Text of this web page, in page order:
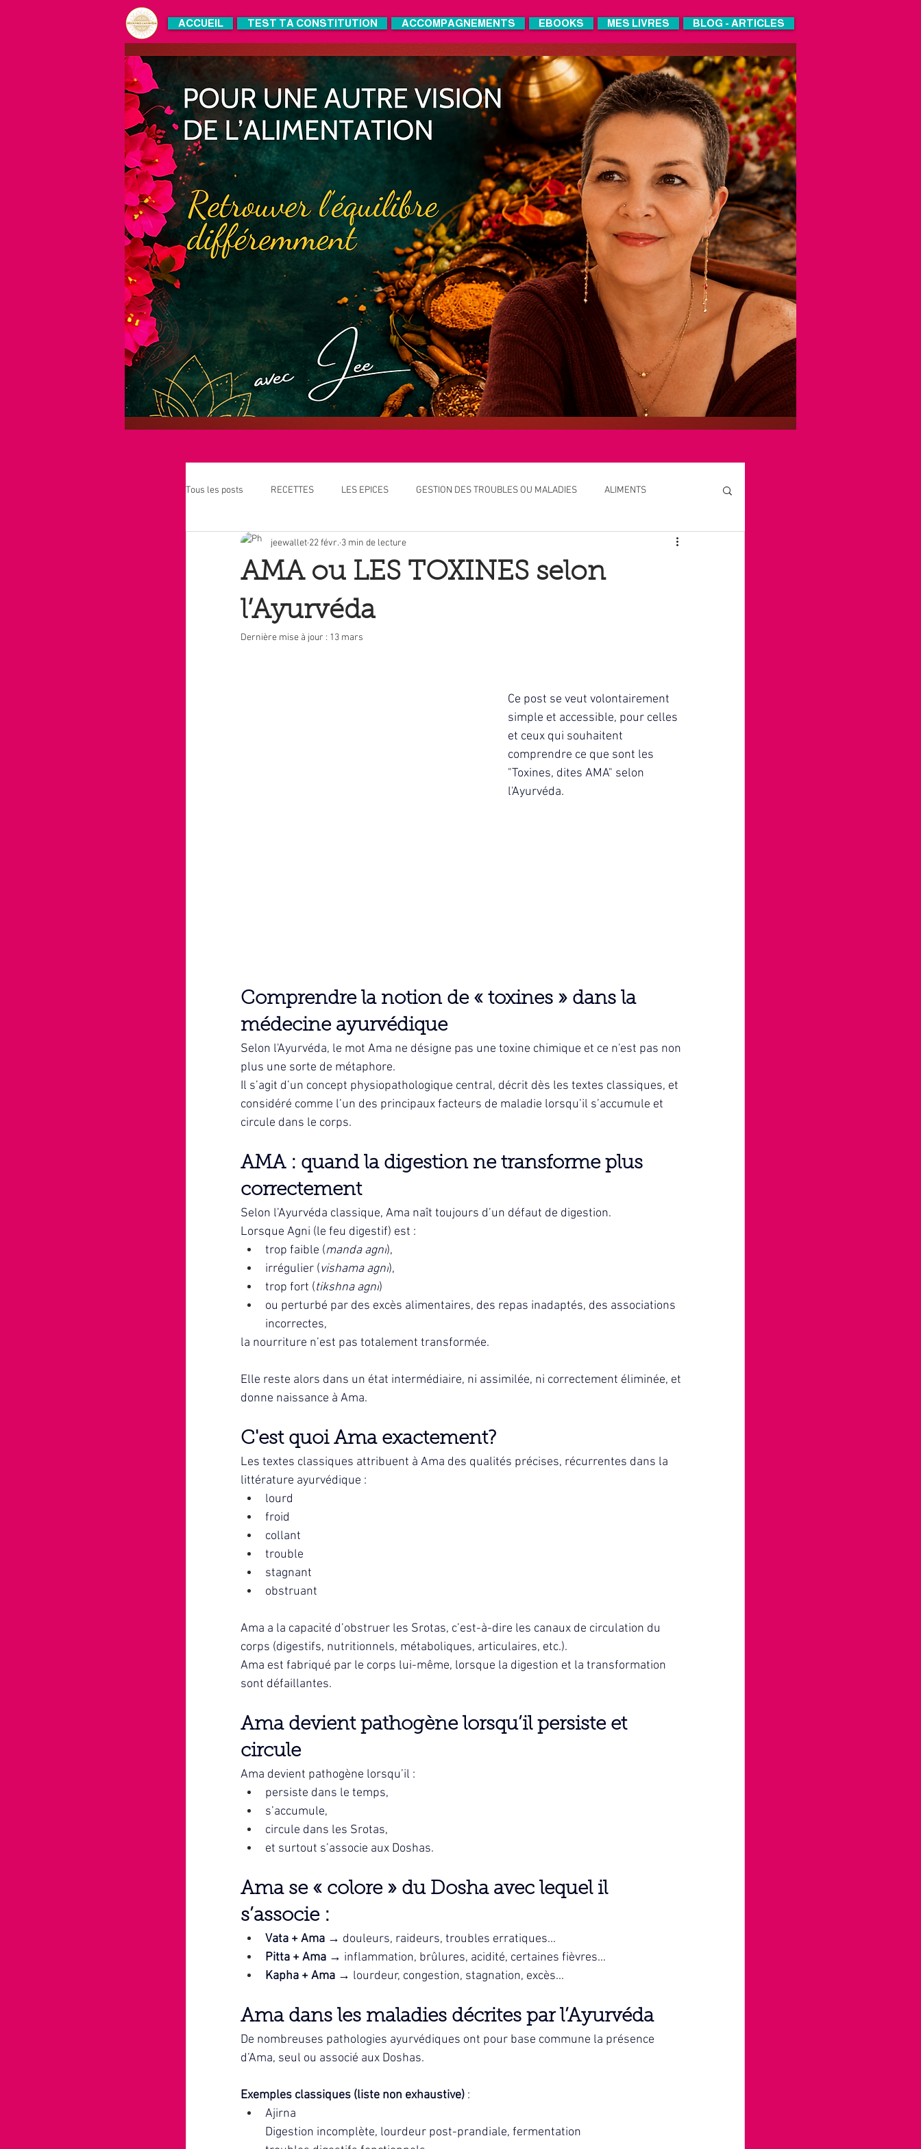
ACCUEIL TEST TA CONSTITUTION ACCOMPAGNEMENTS EBOOKS MES LIVRES BLOG - ARTICLES
Tous les posts RECETTES LES EPICES GESTION DES TROUBLES OU MALADIES ALIMENTS
GRANDS PRINCIPES DE L'AYURVEDA OBJETS DE L'AYURVEDA SOINS, CURES, MASSAGES
PLANTES - PHARMACOPEE NUTRITION - ALIMENTATION
AMA ou LES TOXINES selon
l’Ayurvéda
jeewallet 22 févr. 3 min de lecture
Dernière mise à jour : 13 mars
Ce post se veut volontairement
simple et accessible, pour celles
et ceux qui souhaitent
comprendre ce que sont les
"Toxines, dites AMA" selon
l'Ayurvéda.
Comprendre la notion de « toxines » dans la
médecine ayurvédique
Selon l'Ayurvéda, le mot Ama ne désigne pas une toxine chimique et ce n'est pas non
plus une sorte de métaphore.
Il s’agit d’un concept physiopathologique central, décrit dès les textes classiques, et
considéré comme l’un des principaux facteurs de maladie lorsqu’il s’accumule et
circule dans le corps.
AMA : quand la digestion ne transforme plus
correctement
Selon l’Ayurvéda classique, Ama naît toujours d’un défaut de digestion.
Lorsque Agni (le feu digestif) est :
trop faible (manda agni),
irrégulier (vishama agni),
trop fort (tikshna agni)
ou perturbé par des excès alimentaires, des repas inadaptés, des associations
incorrectes,
la nourriture n’est pas totalement transformée.
Elle reste alors dans un état intermédiaire, ni assimilée, ni correctement éliminée, et
donne naissance à Ama.
C'est quoi Ama exactement?
Les textes classiques attribuent à Ama des qualités précises, récurrentes dans la
littérature ayurvédique :
lourd
froid
collant
trouble
stagnant
obstruant
Ama a la capacité d’obstruer les Srotas, c’est-à-dire les canaux de circulation du
corps (digestifs, nutritionnels, métaboliques, articulaires, etc.).
Ama est fabriqué par le corps lui-même, lorsque la digestion et la transformation
sont défaillantes.
Ama devient pathogène lorsqu’il persiste et
circule
Ama devient pathogène lorsqu’il :
persiste dans le temps,
s’accumule,
circule dans les Srotas,
et surtout s’associe aux Doshas.
Ama se « colore » du Dosha avec lequel il
s’associe :
Vata + Ama → douleurs, raideurs, troubles erratiques...
Pitta + Ama → inflammation, brûlures, acidité, certaines fièvres...
Kapha + Ama → lourdeur, congestion, stagnation, excès...
Ama dans les maladies décrites par l’Ayurvéda
De nombreuses pathologies ayurvédiques ont pour base commune la présence
d’Ama, seul ou associé aux Doshas.
Exemples classiques (liste non exhaustive) :
Ajirna
Digestion incomplète, lourdeur post-prandiale, fermentation